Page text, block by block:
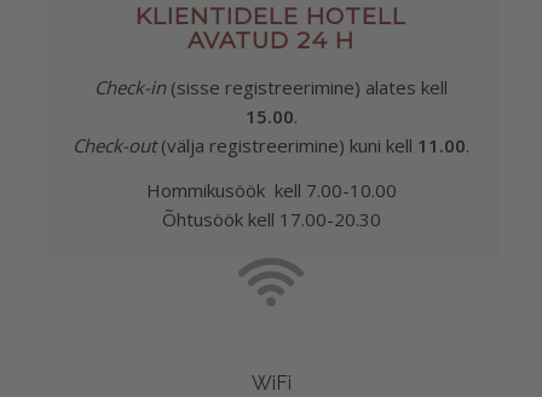
KLIENTIDELE HOTELL
AVATUD 24 H
Check-in(sisse registreerimine) alates kell
15.00.
Check-out(välja registreerimine) kuni kell 11.00.
Hommikusöök kell 7.00-10.00
Õhtusöök kell 17.00-20.30
WiFi